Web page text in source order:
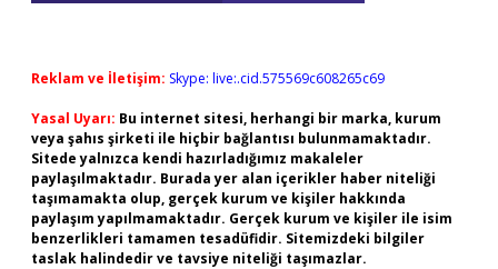
Reklam ve İletişim: Skype: live:.cid.575569c608265c69
Yasal Uyarı: Bu internet sitesi, herhangi bir marka, kurum
veya şahıs şirketi ile hiçbir bağlantısı bulunmamaktadır.
Sitede yalnızca kendi hazırladığımız makaleler
paylaşılmaktadır. Burada yer alan içerikler haber niteliği
taşımamakta olup, gerçek kurum ve kişiler hakkında
paylaşım yapılmamaktadır. Gerçek kurum ve kişiler ile isim
benzerlikleri tamamen tesadüfidir. Sitemizdeki bilgiler
taslak halindedir ve tavsiye niteliği taşımazlar.